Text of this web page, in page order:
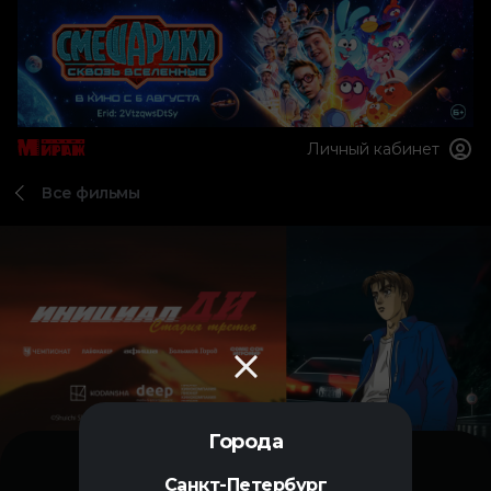
Города
Санкт-Петербург
Личный кабинет
Все фильмы